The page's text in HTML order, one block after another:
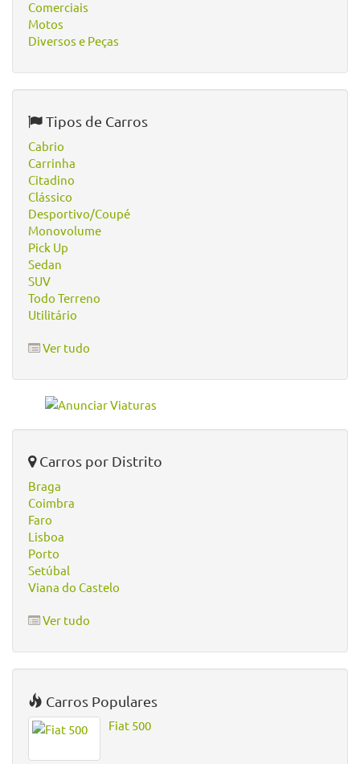
Comerciais
Motos
Diversos e Peças
Tipos de Carros
Cabrio
Carrinha
Citadino
Clássico
Desportivo/Coupé
Monovolume
Pick Up
Sedan
SUV
Todo Terreno
Utilitário
Ver tudo
Carros por Distrito
Braga
Coimbra
Faro
Lisboa
Porto
Setúbal
Viana do Castelo
Ver tudo
Carros Populares
Fiat 500